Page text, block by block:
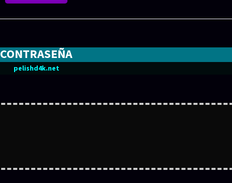
CONTRASEÑA
pelishd4k.net